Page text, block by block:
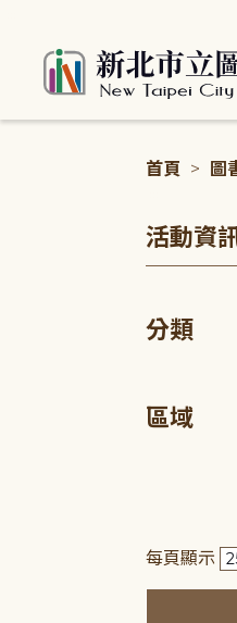
首頁 > 圖
活動資
分類
區域
每頁顯示